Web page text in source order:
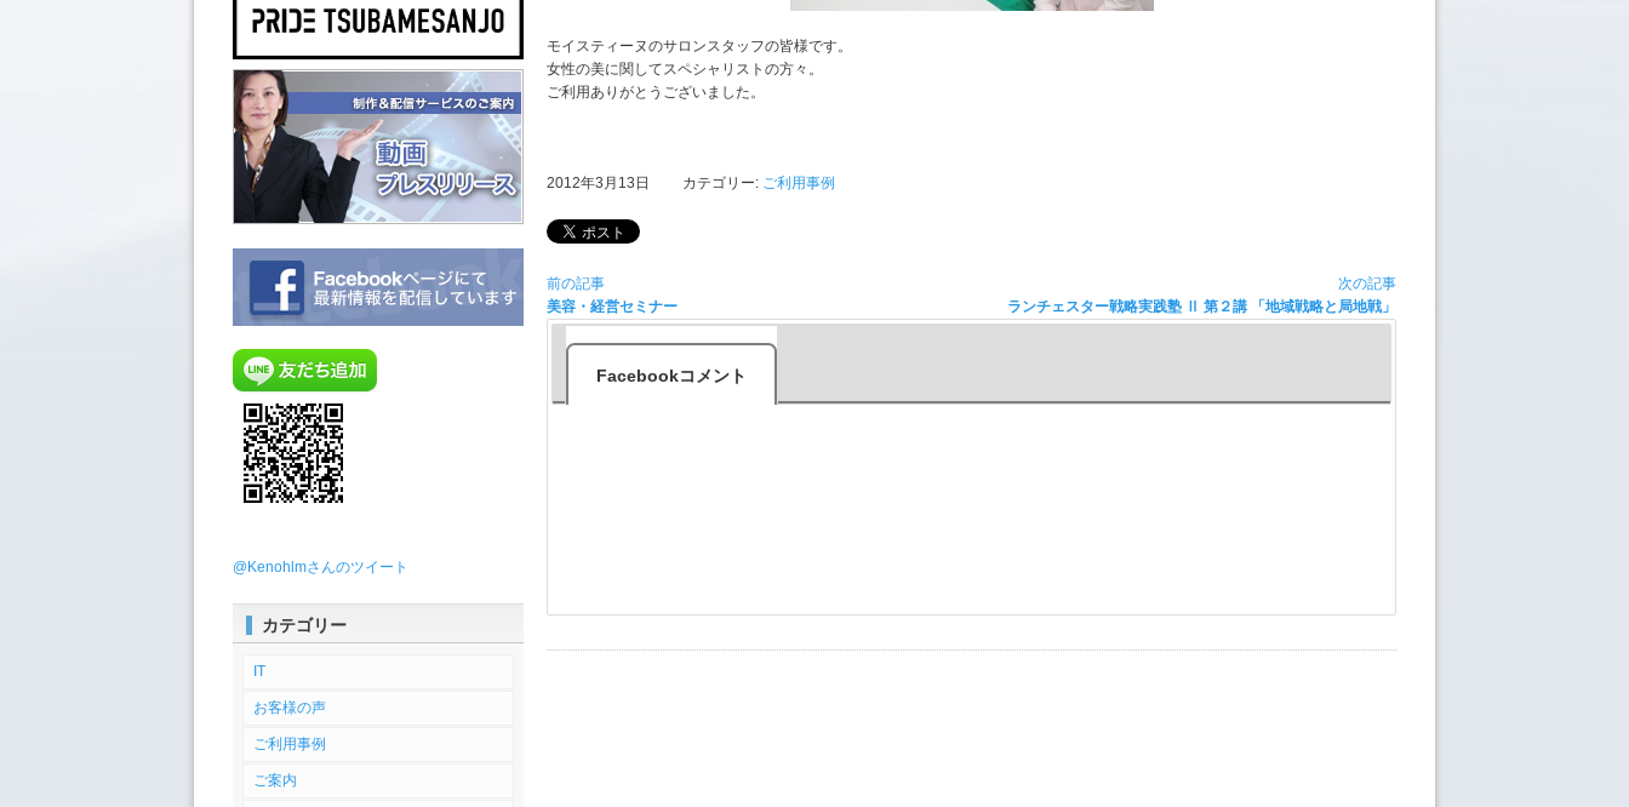
@Kenohlmさんのツイート
カテゴリー
IT
お客様の声
ご利用事例
ご案内
モイスティーヌのサロンスタッフの皆様です。
女性の美に関してスペシャリストの方々。
ご利用ありがとうございました。
2012年3月13日 カテゴリー: ご利用事例
前の記事
美容・経営セミナー
次の記事
ランチェスター戦略実践塾 Ⅱ 第２講 「地域戦略と局地戦」
Facebookコメント